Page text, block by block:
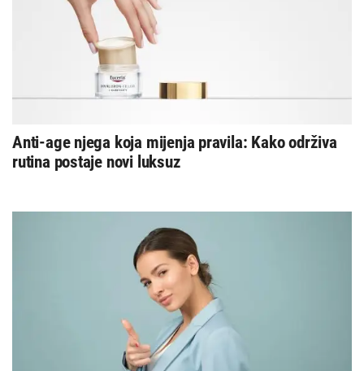
Anti-age njega koja mijenja pravila: Kako održiva
rutina postaje novi luksuz